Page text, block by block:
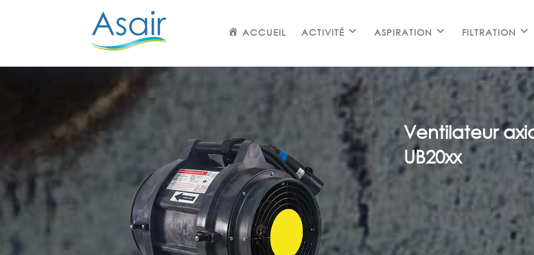
ACCUEIL ACTIVITÉ ASPIRATION FILTRATION
Ventilateur
UB20xx